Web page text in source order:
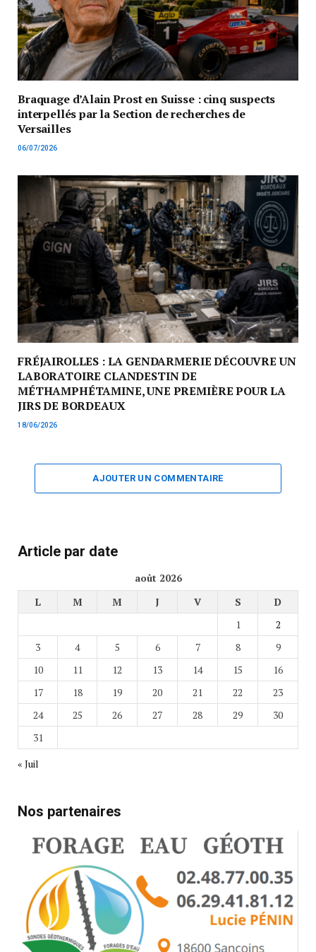
Braquage d’Alain Prost en Suisse : cinq suspects
interpellés par la Section de recherches de
Versailles
06/07/2026
FRÉJAIROLLES : LA GENDARMERIE DÉCOUVRE UN
LABORATOIRE CLANDESTIN DE
MÉTHAMPHÉTAMINE, UNE PREMIÈRE POUR LA
JIRS DE BORDEAUX
18/06/2026
AJOUTER UN COMMENTAIRE
Article par date
août 2026
L
M M J V S
D
1
2
3
4 5 6 7 8
9
10
11 12 13 14 15
16
17
18 19 20 21 22
23
24
25 26 27 28 29
30
31
« Juil
Nos partenaires